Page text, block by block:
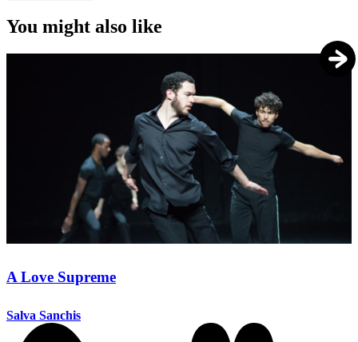
You might also like
A Love Supreme
Salva Sanchis